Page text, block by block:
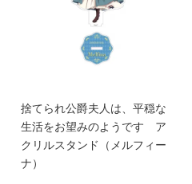
捨てられ公爵夫人は、平穏な
生活をお望みのようです ア
クリルスタンド（メルフィー
ナ）